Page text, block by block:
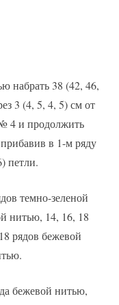
набрать 38 (42, 46,
3 (4, 5, 4, 5) см от
4 и продолжить
в 1-м ряду
петли.
темно-зеленой
нитью, 14, 16, 18
рядов бежевой
бежевой нитью,